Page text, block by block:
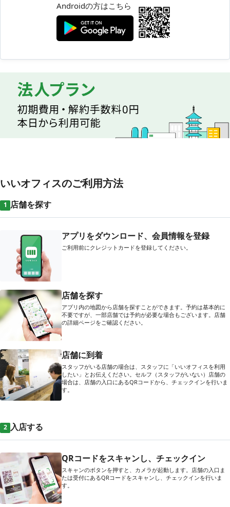
Androidの方はこちら
いいオフィスのご利用方法
1 店舗を探す
アプリをダウンロード、会員情報を登録
ご利用前にクレジットカードを登録してください。
店舗を探す
アプリ内の地図から店舗を探すことができます。予約は基本的に
不要ですが、一部店舗では予約が必要な場合もございます。店舗
の詳細ページをご確認ください。
店舗に到着
スタッフがいる店舗の場合は、スタッフに「いいオフィスを利用
したい」とお伝えください。セルフ（スタッフがいない）店舗の
場合は、店舗の入口にあるQRコードから、チェックインを行いま
す。
2 入店する
QRコードをスキャンし、チェックイン
スキャンのボタンを押すと、カメラが起動します。店舗の入口ま
たは受付にあるQRコードをスキャンし、チェックインを行いま
す。